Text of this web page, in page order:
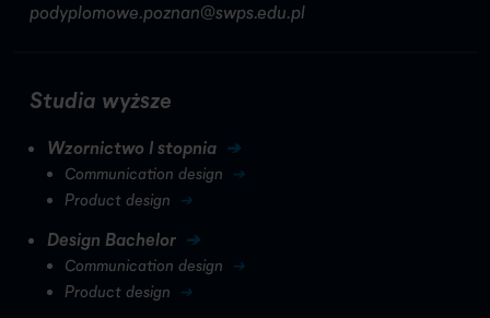
podyplomowe.poznan@swps.edu.pl
Studia wyższe
Wzornictwo I stopnia
Communication design
Product design
Design Bachelor
Communication design
Product design